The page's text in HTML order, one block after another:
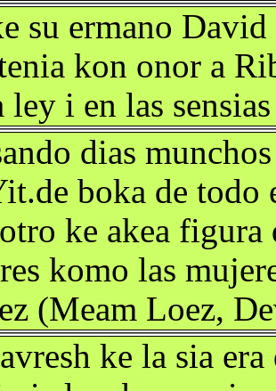
su ermano
kon onor a
ley i en las
dias
boka de
ke akea figura
komo las
(Meam Loez,
ke la sia